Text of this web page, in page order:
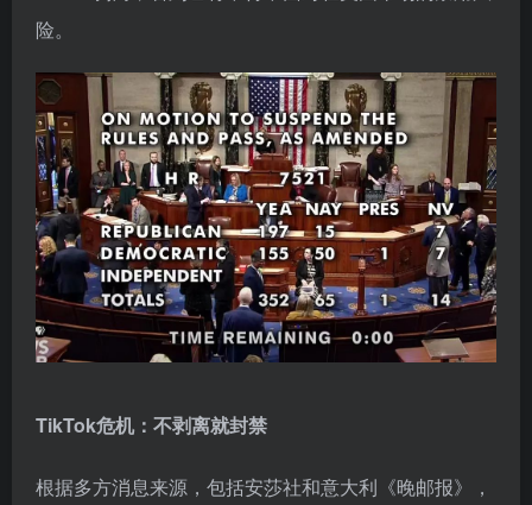
险。
TikTok危机：不剥离就封禁
根据多方消息来源，包括安莎社和意大利《晚邮报》，